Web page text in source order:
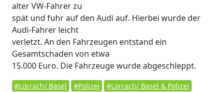
alter VW-Fahrer zu
spät und fuhr auf den Audi auf. Hierbei wurde der
Audi-Fahrer leicht
verletzt. An den Fahrzeugen entstand ein
Gesamtschaden von etwa
15.000 Euro. Die Fahrzeuge wurde abgeschleppt.
#Lörrach/ Basel #Polizei #Lörrach/ Basel & Polizei